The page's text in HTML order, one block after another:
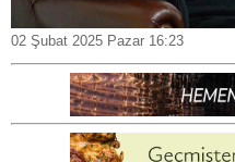
02 Şubat 2025 Pazar 16:23